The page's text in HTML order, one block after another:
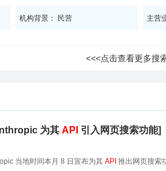
机构背景： 民营 主营
<<<点击查看更多搜
为其 API 引入网页搜索功能]
当地时间本月 8 日宣布为其 API 推出网页搜索